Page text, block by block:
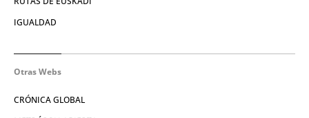
IGUALDAD
Otras Webs
CRÓNICA GLOBAL